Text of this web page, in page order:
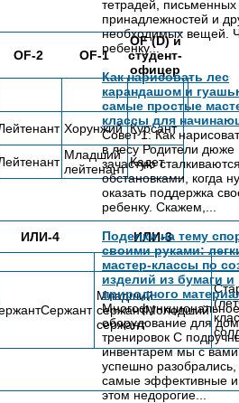
OF-2 OF-1
OF (D) и
студент-
офицер
Хорунжий Курсант
Младший
лейтенант Кадет
ИЛИ-4 ИЛИ-3
Младший
сержантМолодший
сержант
тетрадей, письменных
принадлежностей и
необходимых вещей.
ребенку...
Как нарисовать лес
карандашом и
самые простые
классы для
Совет 1: Как
в лесу Родители дюже
зачастую
обстановками, когда
оказать поддержка
ребенку. Скажем,...
Поделки на тему
своими руками:
мастер-классы по
изделий из бумаги и
природного
Многофункциональное
оборудование для
тренировок С
инвентарем мы с вами
успешно
самые эффективные и
этом недорогие...